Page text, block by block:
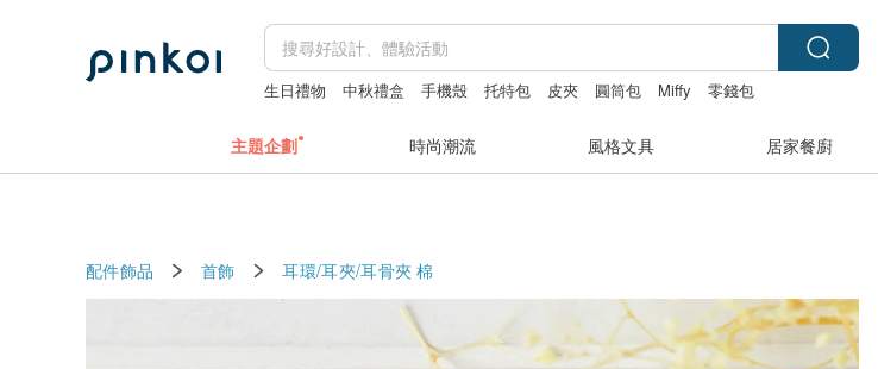
生日禮物 中秋禮盒 手機殼 托特包 皮夾 圓筒包 Miffy 零錢包
主題企劃 時尚潮流 風格文具 居家餐廚
配件飾品 首飾 耳環/耳夾/耳骨夾 棉